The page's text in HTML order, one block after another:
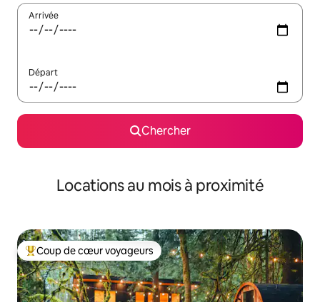
Arrivée
Départ
Chercher
Locations au mois à proximité
Coup de cœur voyageurs parmi les plus aimés
Coup de cœur voyageurs